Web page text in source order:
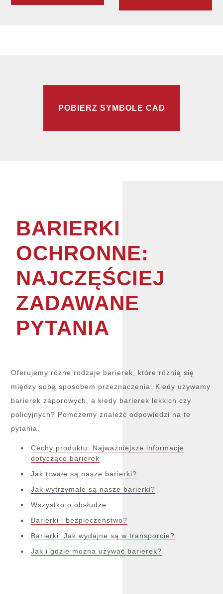
POBIERZ SYMBOLE CAD
BARIERKI
OCHRONNE:
NAJCZĘŚCIEJ
ZADAWANE
PYTANIA
Oferujemy różne rodzaje barierek, które różnią się
między sobą sposobem przeznaczenia. Kiedy używamy
barierek zaporowych, a kiedy barierek lekkich czy
policyjnych? Pomożemy znaleźć odpowiedzi na te
pytania.
Cechy produktu: Najważniejsze informacje
dotyczące barierek
Jak trwałe są nasze barierki?
Jak wytrzymałe są nasze barierki?
Wszystko o obsłudze
Barierki i bezpieczeństwo?
Barierki: Jak wydajne są w transporcie?
Jak i gdzie można używać barierek?